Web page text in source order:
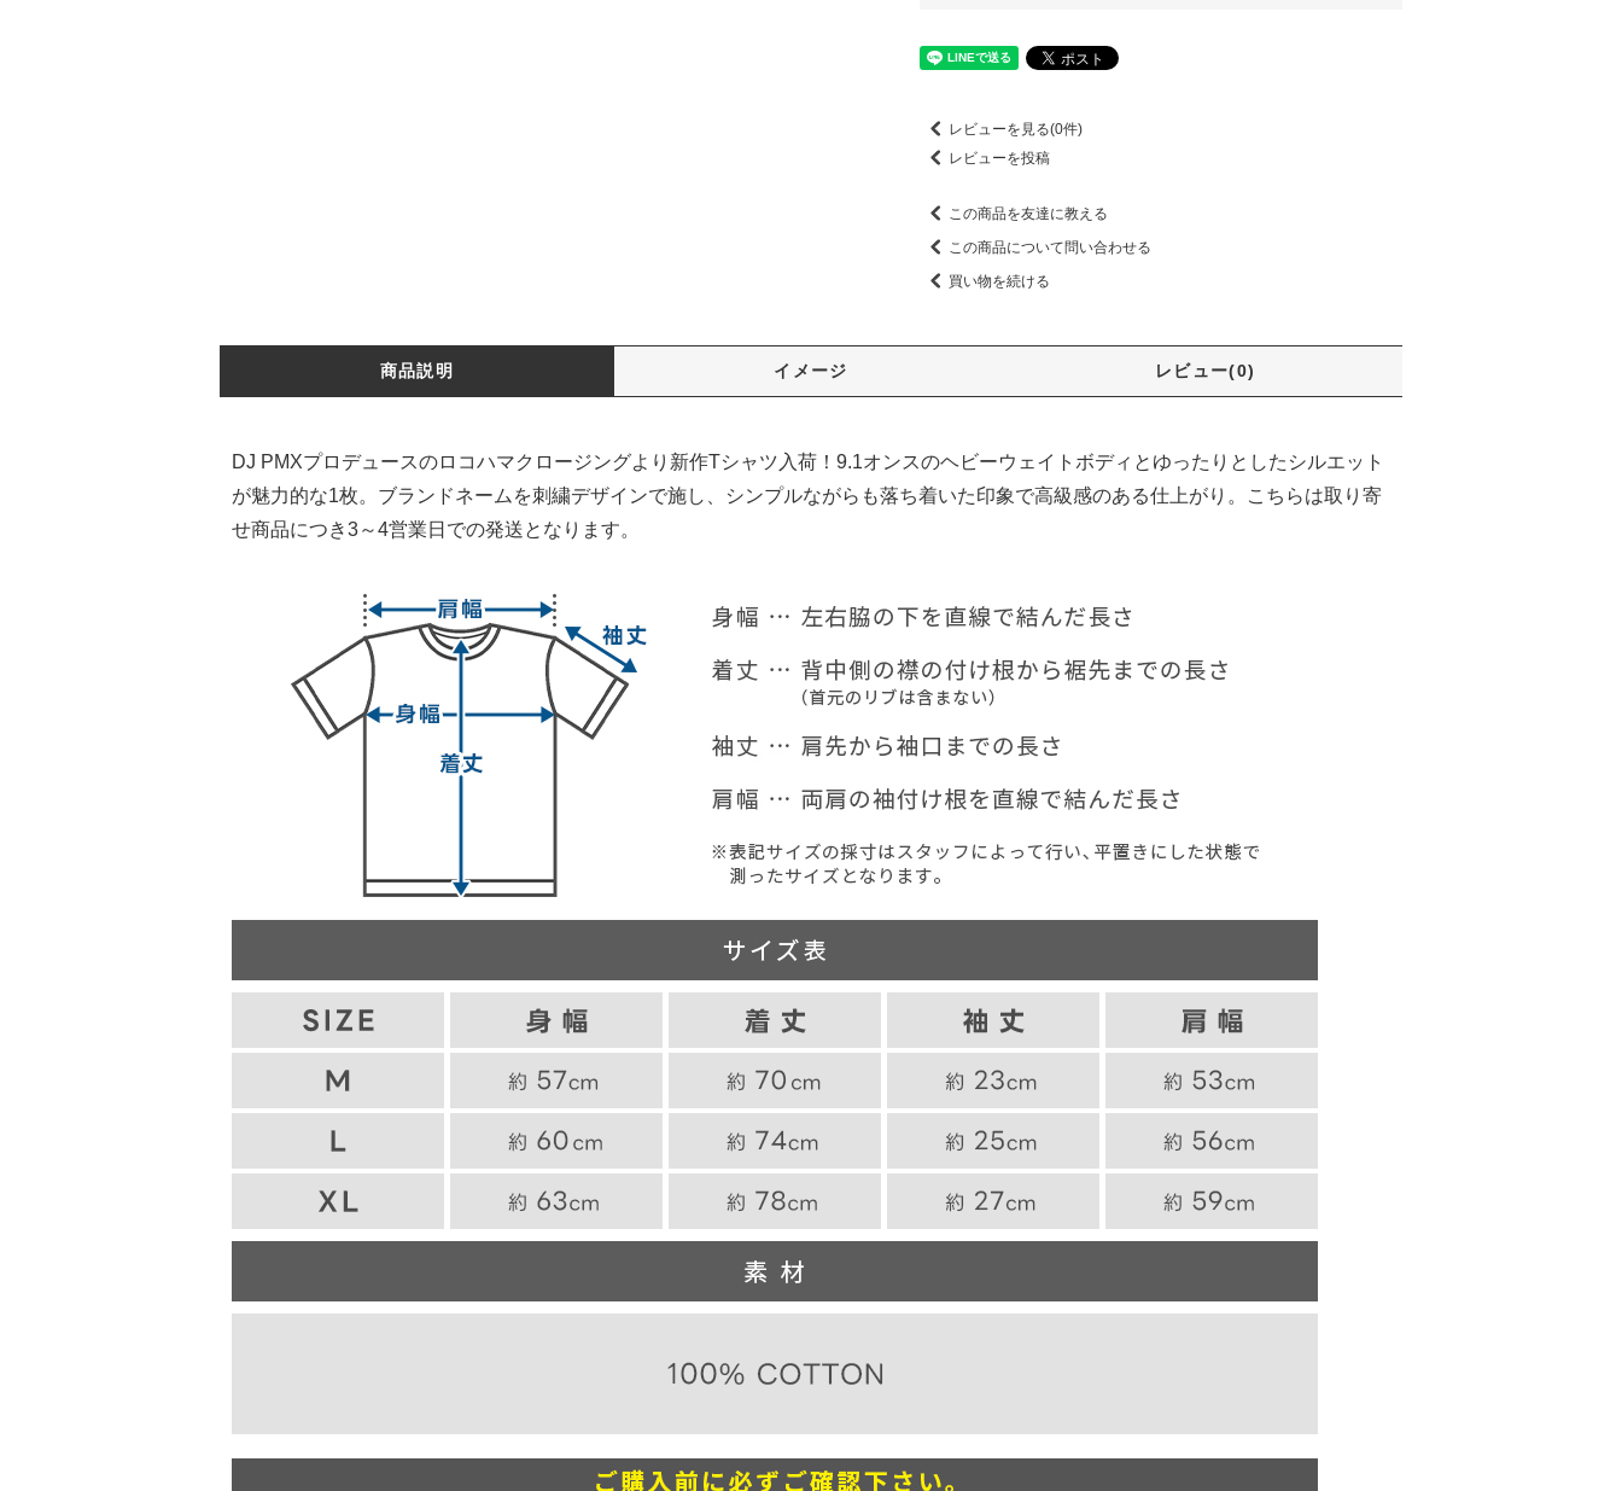
レビューを見る(0件)
レビューを投稿
この商品を友達に教える
この商品について問い合わせる
買い物を続ける
商品説明 イメージ レビュー(0)
DJ PMXプロデュースのロコハマクロージングより新作Tシャツ入荷！9.1オンスのヘビーウェイトボディとゆったりとしたシルエット
が魅力的な1枚。ブランドネームを刺繍デザインで施し、シンプルながらも落ち着いた印象で高級感のある仕上がり。こちらは取り寄
せ商品につき3～4営業日での発送となります。